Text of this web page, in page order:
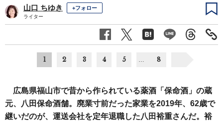
山口 ちゆき +フォロー
ライター
1 2 3 4 5 8
広島県福山市で昔から作られている薬酒「保命酒」の蔵
元、八田保命酒舗。廃業寸前だった家業を2019年、62歳で
継いだのが、運送会社を定年退職した八田裕重さんだ。裕